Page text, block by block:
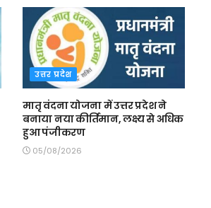
उत्तर प्रदेश
मातृ वंदना योजना में उत्तर प्रदेश ने
बनाया नया कीर्तिमान, लक्ष्य से अधिक
हुआ पंजीकरण
05/08/2026